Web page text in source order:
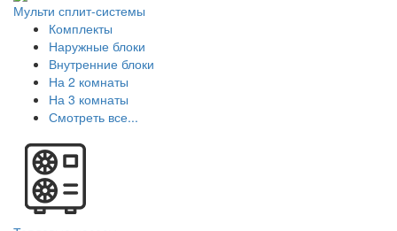
Мульти сплит-системы
Комплекты
Наружные блоки
Внутренние блоки
На 2 комнаты
На 3 комнаты
Смотреть все...